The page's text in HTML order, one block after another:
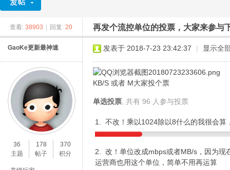
» › › ›
查看: 38903 回复: 20 再发个流控单位的投票，大家来参与
GaoKe更新最神速
36
主题
178
帖子
370
积分
发表于 2018-7-23 23:42:37 | 显示全
KB/S 或者 M大家投个票
单选投票 , 共有 96 人参与投票
1. 不改！乘以1024除以8什么的我很会算
2. 改！单位改成mbps或者MB/s，因为现
运营商也用这个单位，简单不用再运算